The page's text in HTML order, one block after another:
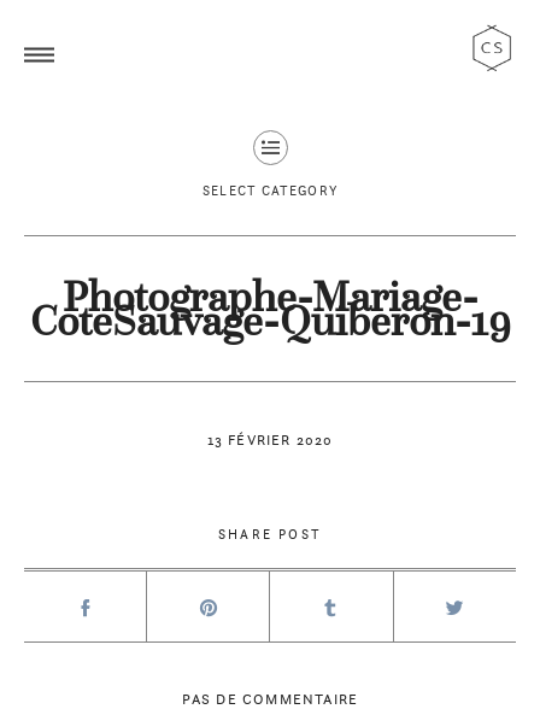
SELECT CATEGORY
13 FÉVRIER 2020
Photographe-Mariage-
CoteSauvage-Quiberon-19
SHARE POST
PAS DE COMMENTAIRE